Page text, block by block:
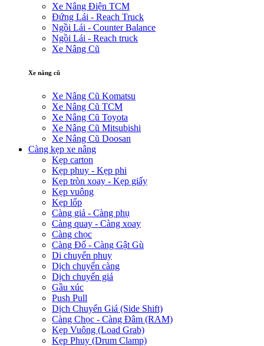
Xe Nâng Điện TCM
Đứng Lái - Reach Truck
Ngồi Lái - Counter Balance
Ngồi Lái - Reach truck
Xe Nâng Cũ
Xe nâng cũ
Xe Nâng Cũ Komatsu
Xe Nâng Cũ TCM
Xe Nâng Cũ Toyota
Xe Nâng Cũ Mitsubishi
Xe Nâng Cũ Doosan
Càng kẹp xe nâng
Kẹp carton
Kẹp phuy - Kẹp phi
Kẹp tròn xoay - Kẹp giấy
Kẹp vuông
Kẹp lốp
Càng giả - Càng phụ
Càng quay - Càng xoay
Càng chọc
Càng Đổ - Càng Gật Gù
Di chuyển phuy
Dịch chuyển càng
Dịch chuyển giá
Gầu xúc
Push Pull
Dịch Chuyển Giá (Side Shift)
Càng Chọc - Càng Đâm (RAM)
Kẹp Vuông (Load Grab)
Kẹp Phuy (Drum Clamp)